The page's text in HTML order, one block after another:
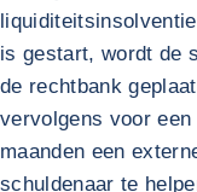
is gestart, wordt de
de rechtbank
vervolgens voor
maanden een
schuldenaar te